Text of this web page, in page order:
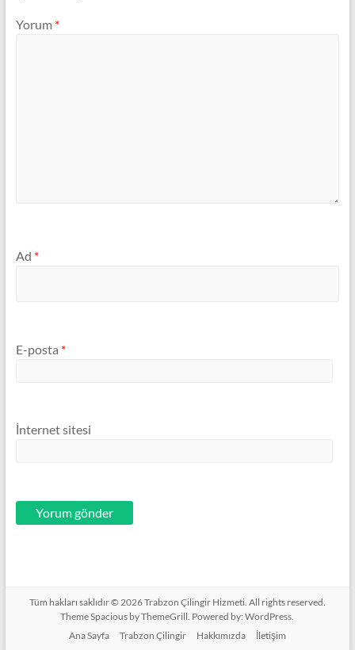
Yorum *
Ad *
E-posta *
İnternet sitesi
Tüm hakları saklıdır © 2026Trabzon Çilingir Hizmeti. All rights reserved.
ThemeSpacious by ThemeGrill. Powered by:WordPress.
Ana Sayfa
Trabzon Çilingir Hakkımızda İletişim